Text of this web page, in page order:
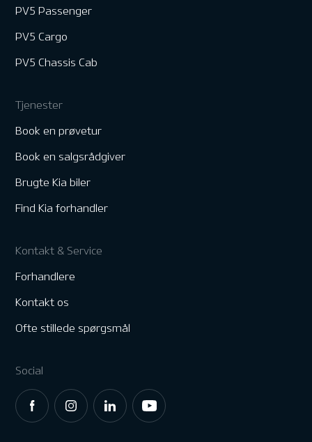
PV5 Passenger
PV5 Cargo
PV5 Chassis Cab
Tjenester
Book en prøvetur
Book en salgsrådgiver
Brugte Kia biler
Find Kia forhandler
Kontakt & Service
Forhandlere
Kontakt os
Ofte stillede spørgsmål
Social